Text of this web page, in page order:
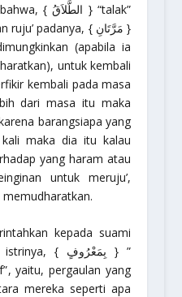
Ta’ala memberitahukan bahwa, { الطَّلاَقُ }“talak”
yaitu yang boleh dilakukan ruju’ padanya, { مَرَّتَانِ }
(apabila ia
untuk kembali
kembali pada masa
dari masa itu maka
barangsiapa yang
maka dia itu kalau
yang haram atau
untuk meruju’,
kepada suami
tersebut untuk meruju’ istrinya, { بِمَعْرُوفٍ }”
, yaitu, pergaulan yang
mereka seperti apa